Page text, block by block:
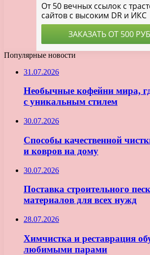
Популярные новости
31.07.2026
Необычные кофейни мира,
с уникальным стилем
30.07.2026
Способы качественной
и ковров на дому
30.07.2026
Поставка строительного
материалов для всех нужд
28.07.2026
Химчистка и реставрация
любимыми парами